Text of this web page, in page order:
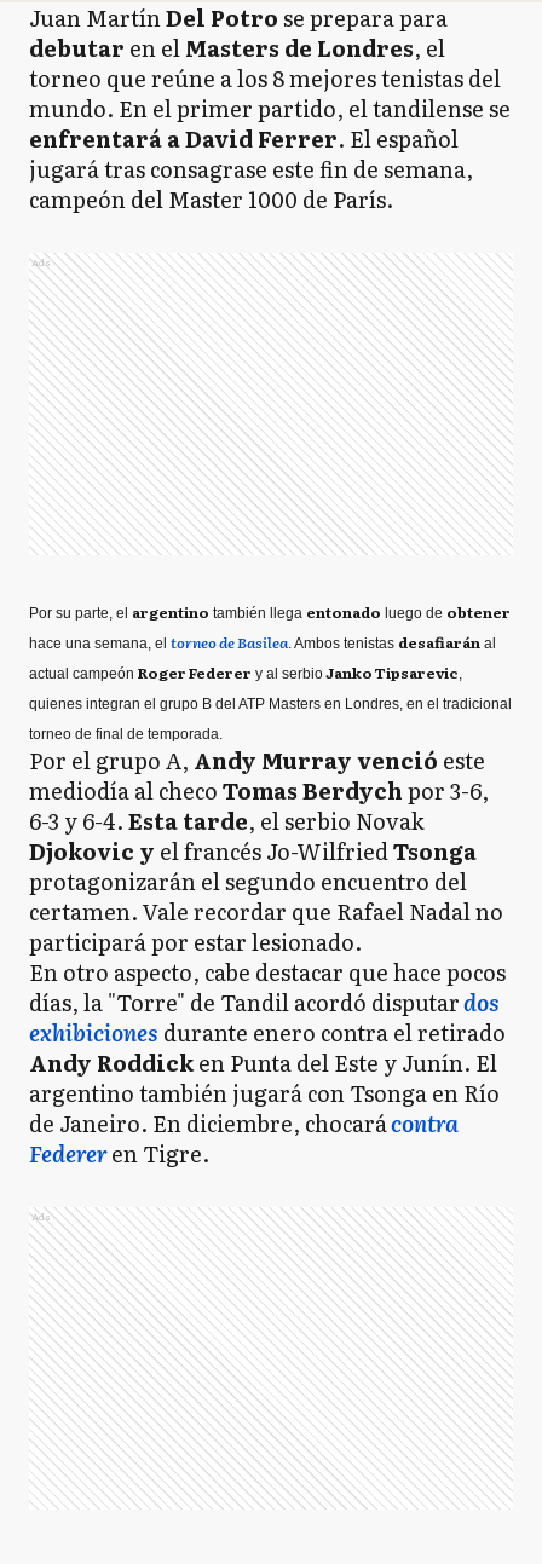
Juan MartínDel Potrose prepara para
debutar en elMasters de Londres, el
torneo que reúne a los 8 mejores tenistas del
mundo. En el primer partido, el tandilense se
enfrentará a David Ferrer. El español
jugará tras consagrase este fin de semana,
campeón del Master 1000 de París.
Ads
Por su parte, el argentino también llega entonado luego de obtener
hace una semana, el torneo de Basilea. Ambos tenistas desafiarán al
actual campeón Roger Federer y al serbioJanko Tipsarevic,
quienes integran el grupo B del ATP Masters en Londres, en el tradicional
torneo de final de temporada.
Por el grupo A, Andy Murray venció este
mediodía al checoTomas Berdychpor 3-6,
6-3 y 6-4.Esta tarde, el serbio Novak
Djokovic y el francés Jo-WilfriedTsonga
protagonizarán el segundo encuentro del
certamen. Vale recordar que Rafael Nadal no
participará por estar lesionado.
En otro aspecto, cabe destacar que hace pocos
días, la "Torre" de Tandil acordó disputardos
exhibiciones durante enero contra el retirado
Andy Roddicken Punta del Este y Junín. El
argentino también jugará con Tsonga en Río
de Janeiro. En diciembre, chocarácontra
Federeren Tigre.
Ads